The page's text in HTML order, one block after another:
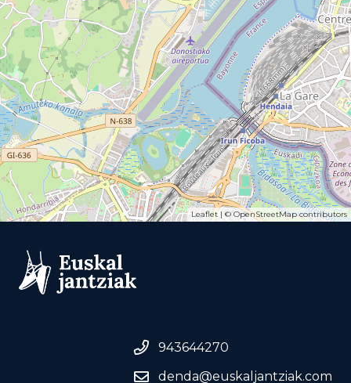
Leaflet| © OpenStreetMapcontributors
943644270
denda@euskaljantziak.com